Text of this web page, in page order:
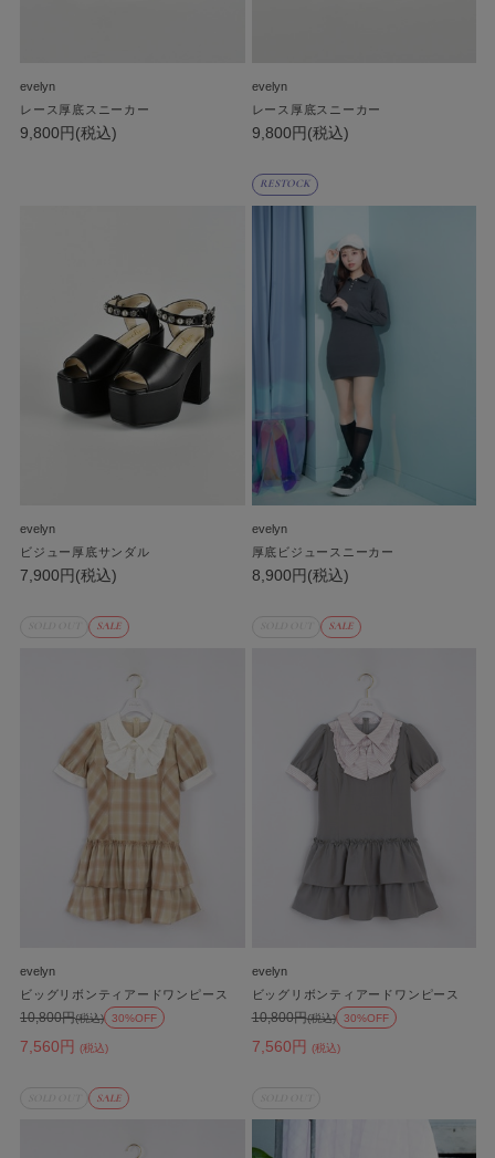
evelyn
レース厚底スニーカー
9,800円(税込)
evelyn
レース厚底スニーカー
9,800円(税込)
evelyn
ビジュー厚底サンダル
7,900円(税込)
RESTOCK
evelyn
厚底ビジュースニーカー
8,900円(税込)
SALE
evelyn
ビッグリボンティアードワンピース
7,560円 (税込)
10,800円(税込) 30%OFF
SALE
evelyn
ビッグリボンティアードワンピース
7,560円 (税込)
10,800円(税込) 30%OFF
SALE